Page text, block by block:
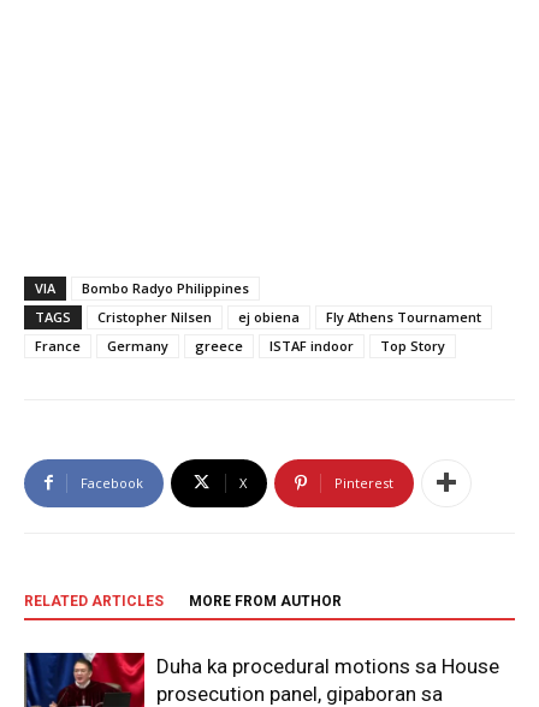
VIA
Bombo Radyo Philippines
TAGS
Cristopher Nilsen ej obiena
Fly Athens Tournament
France
Germany greece ISTAF indoor Top Story
Facebook X Pinterest
RELATED ARTICLES MORE FROM AUTHOR
Duha ka procedural motions sa House
prosecution panel, gipaboran sa